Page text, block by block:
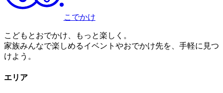
こでかけ
こどもとおでかけ、もっと楽しく。
家族みんなで楽しめるイベントやおでかけ先を、手軽に見つ
けよう。
エリア